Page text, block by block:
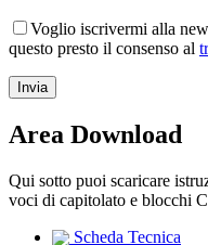
Voglio iscrivermi alla
questo presto il consenso al
Area Download
Qui sotto puoi scaricare
voci di capitolato e blocchi
Scheda Tecnica